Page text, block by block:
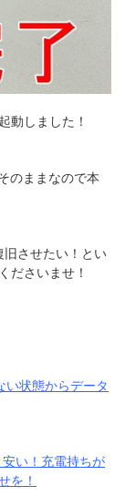
動しました！
のままなので本
させたい！とい
ださいませ！
状態からデータ
い！充電持ちが
を！